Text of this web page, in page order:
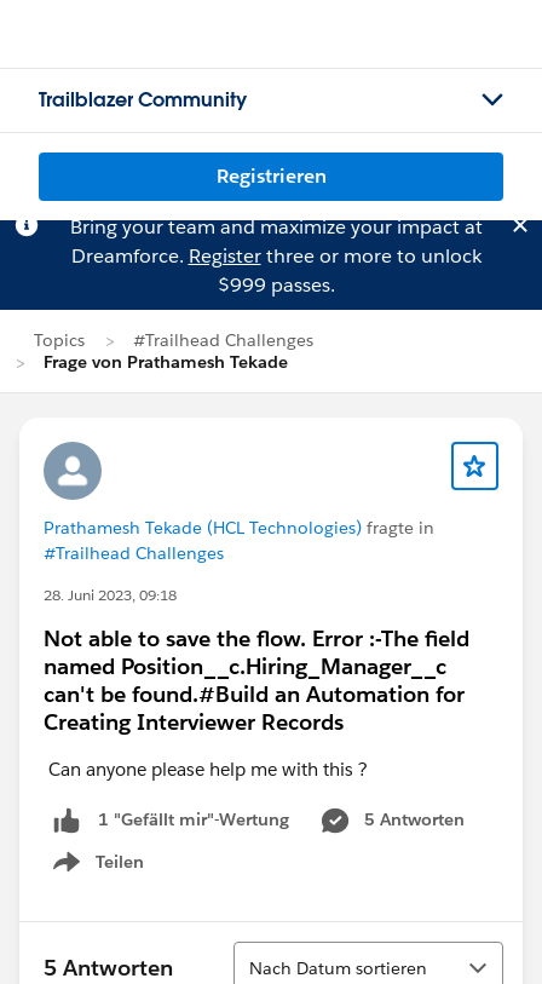
Trailblazer Community
Registrieren
Bring your team and maximize your impact at
Dreamforce. Registerthree or more to unlock
$999 passes.
Topics
#Trailhead Challenges
Frage von Prathamesh Tekade
Prathamesh Tekade (HCL Technologies) fragte in
#Trailhead Challenges
28. Juni 2023, 09:18
Not able to save the flow. Error :-The field
named Position__c.Hiring_Manager__c
can't be found.#Build an Automation for
Creating Interviewer Records
Can anyone please help me with this ?
1 "Gefällt mir"-Wertung
5 Antworten
Teilen
Show menu
5 Antworten
Sortieren
Nach Datum sortieren